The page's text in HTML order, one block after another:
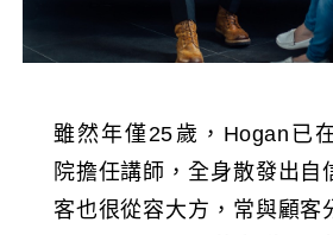
雖然年僅25歲，Hogan已
院擔任講師，全身散發出自
客也很從容大方，常與顧客